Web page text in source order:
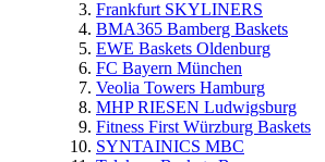
Frankfurt SKYLINERS
BMA365 Bamberg Baskets
EWE Baskets Oldenburg
FC Bayern München
Veolia Towers Hamburg
MHP RIESEN Ludwigsburg
Fitness First Würzburg Baskets
SYNTAINICS MBC